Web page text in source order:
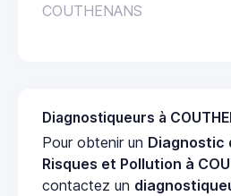
COUTHENANS
Diagnostiqueurs à
Pour obtenir un Diagnostic
Risques et Pollution à
contactez un